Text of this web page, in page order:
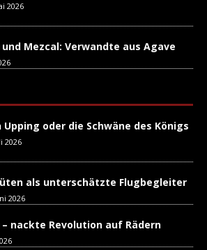
2026
Mezcal: Verwandte aus Agave
Upping oder die Schwäne des Königs
2026
als unterschätzte Flugbegleiter
2026
– nackte Revolution auf Rädern